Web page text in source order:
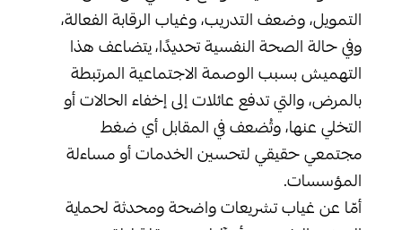
التمويل، وضعف التدريب، وغياب الرقابة الفعالة،
وفي حالة الصحة النفسية تحديدًا، يتضاعف هذا
التهميش بسبب الوصمة الاجتماعية المرتبطة
بالمرض، والتي تدفع عائلات إلى إخفاء الحالات أو
التخلي عنها، وتُضعف في المقابل أي ضغط
مجتمعي حقيقي لتحسين الخدمات أو مساءلة
المؤسسات.
أمّا عن غياب تشريعات واضحة ومحدثة لحماية